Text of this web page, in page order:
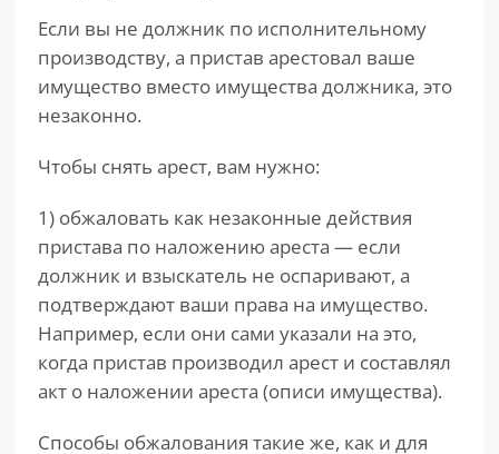
Если вы не должник по исполнительному
производству, а пристав арестовал ваше
имущество вместо имущества должника, это
незаконно.
Чтобы снять арест, вам нужно:
1) обжаловать как незаконные действия
пристава по наложению ареста — если
должник и взыскатель не оспаривают, а
подтверждают ваши права на имущество.
Например, если они сами указали на это,
когда пристав производил арест и составлял
акт о наложении ареста (описи имущества).
Способы обжалования такие же, как и для